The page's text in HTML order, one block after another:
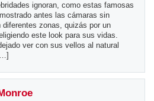
ignoran, como estas famosas
antes las cámaras sin
diferentes zonas, quizás por un
este look para sus vidas.
ver con sus vellos al natural